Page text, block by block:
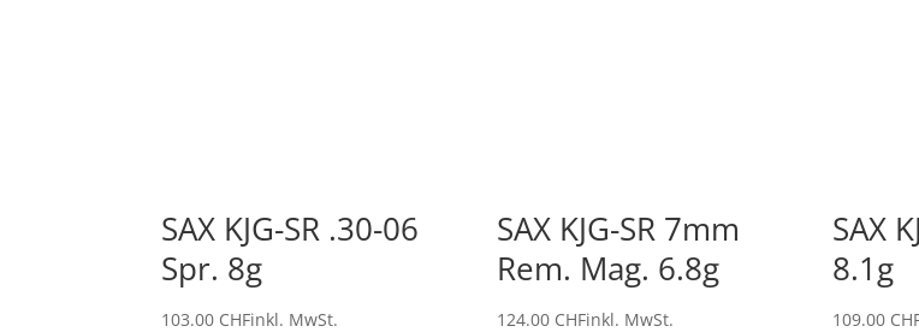
SAX KJG-SR .30-06
Spr. 8g
103.00 CHFinkl. MwSt.
SAX KJG-SR 7mm
Rem. Mag. 6.8g
124.00 CHFinkl. MwSt.
SAX
8.1g
109.00